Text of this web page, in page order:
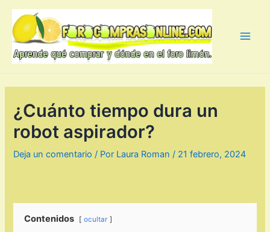
contenido
¿Cuánto tiempo dura un
robot aspirador?
Deja un comentario / Por Laura Roman / 21 febrero, 2024
Contenidos ocultar